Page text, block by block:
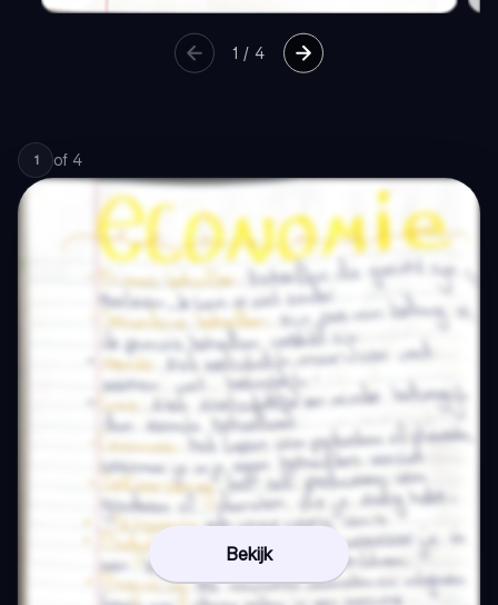
1 /4
1 of 4
Bekijk